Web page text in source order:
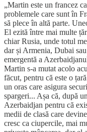
„Martin este un francez
problemele care sunt în
să plece în altă parte.
El ezită între mai multe
chiar Rusia, unde totul
dar și Armenia, Dubai sau
emergentă a
Martin s-a mutat acolo
făcut, pentru că este o
un oras care asigura
spargeri... Așa că, după
Azerbaidjan pentru că
medii de clasă care
cresc ca ciupercile, mai